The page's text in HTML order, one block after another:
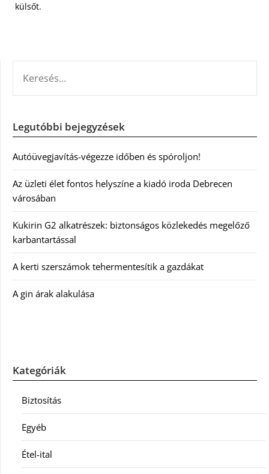
külsőt.
Legutóbbi bejegyzések
Autóüvegjavítás-végezze időben és spóroljon!
Az üzleti élet fontos helyszíne a kiadó iroda Debrecen
városában
Kukirin G2 alkatrészek: biztonságos közlekedés megelőző
karbantartással
A kerti szerszámok tehermentesítik a gazdákat
A gin árak alakulása
Kategóriák
Biztosítás
Egyéb
Étel-ital